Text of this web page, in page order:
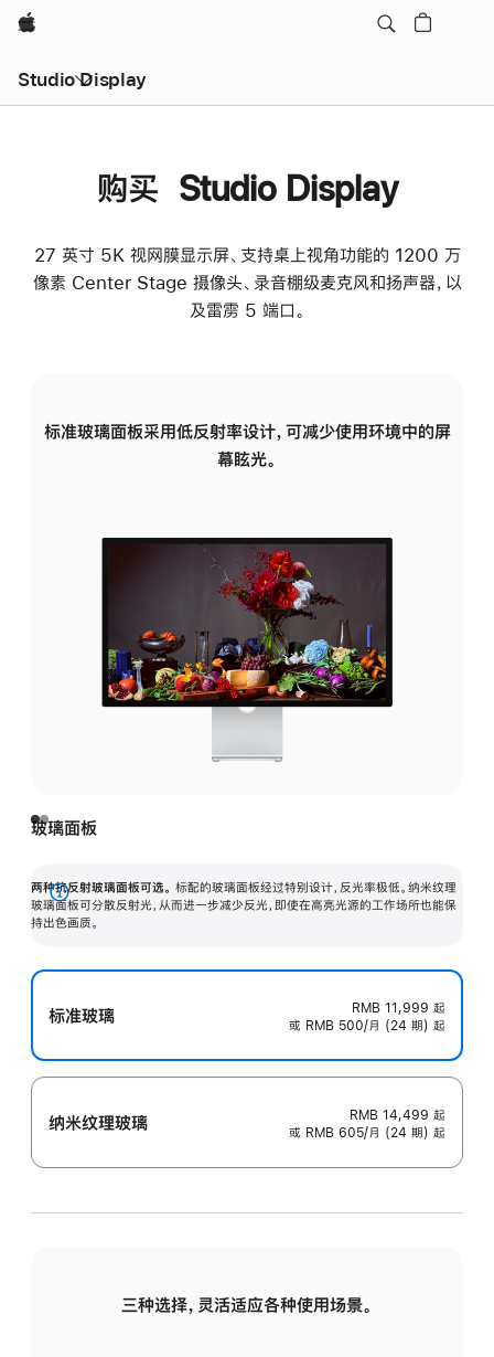
Apple
Studio Display
购买 Studio Display
27 英寸 5K 视网膜显示屏、支持桌上视角功能的 1200 万
像素 Center Stage 摄像头、录音棚级麦克风和扬声器，以
及雷雳 5 端口。
标准玻璃面板采用低反射率设计，可减少使用环境中的屏
幕眩光。
玻璃面板
两种抗反射玻璃面板可选。 标配的玻璃面板经过特别设计，反光率极低。纳米纹理
玻璃面板可分散反射光，从而进一步减少反光，即使在高亮光源的工作场所也能保
持出色画质。
展
开
标准玻璃 RMB 11,999 起
或 RMB 500/月 (24 期) 起
纳米纹理玻璃 RMB 14,499 起
或 RMB 605/月 (24 期) 起
三种选择，灵活适应各种使用场景。